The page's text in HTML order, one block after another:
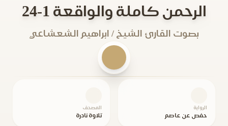
الرحمن كاملة والواقعة 1-24
بصوت القارئ الشيخ / ابراهيم الشعشاعي
الرواية
حفص عن عاصم
المصحف
تلاوة نادرة